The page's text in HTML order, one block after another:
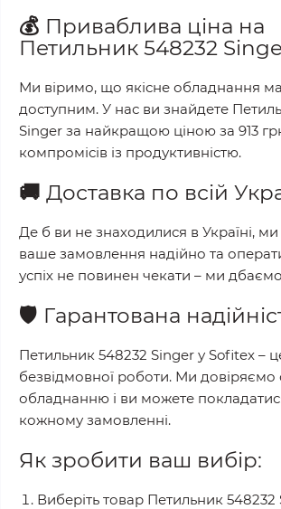
💰 Приваблива ціна на
Петильник 548232
Ми віримо, що якісне обладнання
доступним. У нас ви знайдете
Singer за найкращою ціною за 913
компромісів із продуктивністю.
🚚 Доставка по всій
Де б ви не знаходилися в Україні,
ваше замовлення надійно та
успіх не повинен чекати – ми
🛡️ Гарантована
Петильник 548232 Singer у Sofitex –
безвідмовної роботи. Ми довіряємо
обладнанню і ви можете
кожному замовленні.
Як зробити ваш вибір:
Виберіть товар Петильник 548232